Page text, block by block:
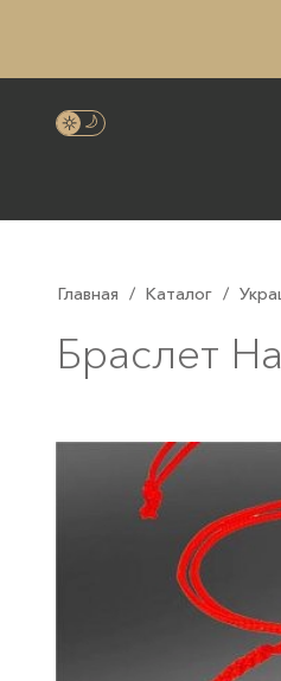
Главная / Каталог /
Браслет